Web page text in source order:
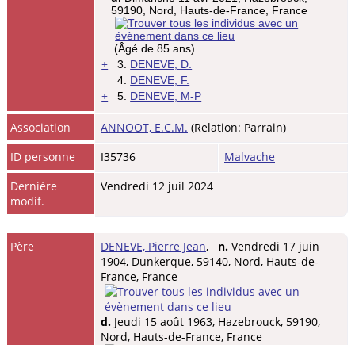
59190, Nord, Hauts-de-France, France
(Âgé de 85 ans)
+ 3. DENEVE, D.
4. DENEVE, F.
+ 5. DENEVE, M-P
Association ANNOOT, E.C.M. (Relation: Parrain)
ID personne
I35736
Malvache
Dernière
modif.
Vendredi 12 juil 2024
Père DENEVE, Pierre Jean, n. Vendredi 17 juin
1904, Dunkerque, 59140, Nord, Hauts-de-
France, France
d. Jeudi 15 août 1963, Hazebrouck, 59190,
Nord, Hauts-de-France, France